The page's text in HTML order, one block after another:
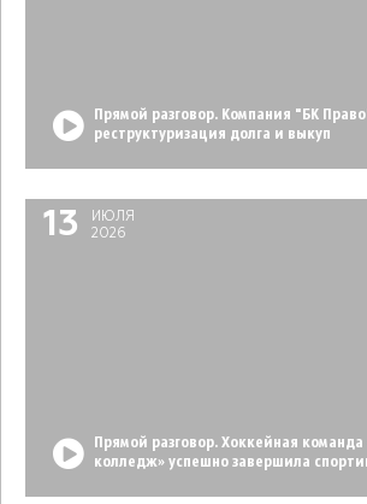
Прямой разговор. Компания "БК
реструктуризация долга и выкуп
13
ИЮЛЯ
2026
Прямой разговор. Хоккейная команда
колледж» успешно завершила